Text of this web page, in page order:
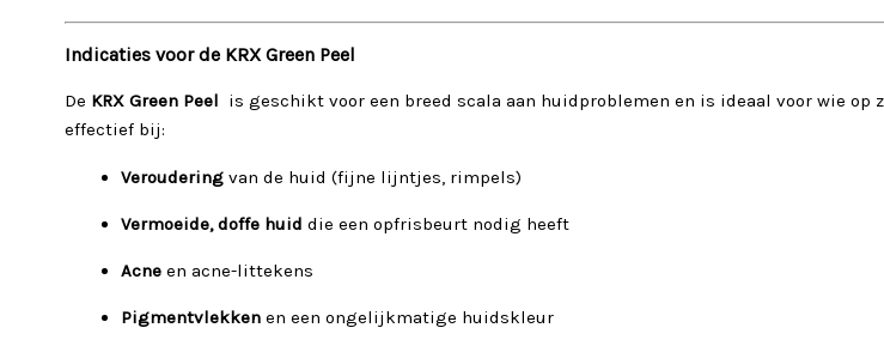
Indicaties voor de KRX Green Peel
De KRX Green Peel is geschikt voor een breed scala aan huidproblemen en is ideaal voor wie
effectief bij:
Verouderingvan de huid (fijne lijntjes, rimpels)
Vermoeide, doffe huid die een opfrisbeurt nodig heeft
Acneen acne-littekens
Pigmentvlekkenen een ongelijkmatige huidskleur